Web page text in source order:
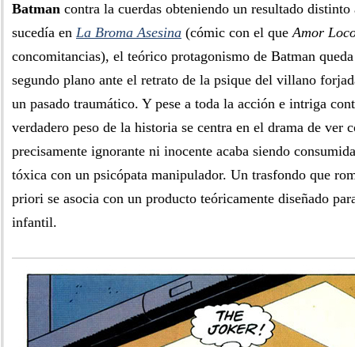
Batman contra la cuerdas obteniendo un resultado
sucedía en La Broma Asesina (cómic con el queAmor
concomitancias), el teórico protagonismo de Batman
segundo plano ante el retrato de la psique del villano
un pasado traumático. Y pese a toda la acción e intriga
verdadero peso de la historia se centra en el drama de ver
precisamente ignorante ni inocente acaba siendo
tóxica con un psicópata manipulador. Un trasfondo que
priori se asocia con un producto teóricamente diseñado
infantil.